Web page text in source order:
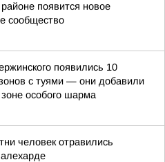
появится новое
сообщество
появились 10
с туями — они добавили
особого шарма
человек отравились